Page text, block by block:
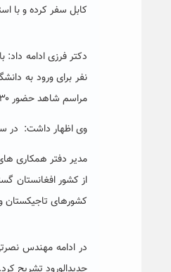
کابل سفر کرده و با
نفر برای ورود به
مراسم شاهد حضور ۳۰ نفر از دانشجویان اتباع به عنوان نخستین گروه از دانشجویان خارجی دانشگاه هستیم.
وی اظهار داشت: در سال تحصیلی جدید ۳۶ دانشجوی خارجی و
مدیر دفتر همکاری
از کشور افغانستان
کشورهای تاجیکستان
در ادامه مهندس